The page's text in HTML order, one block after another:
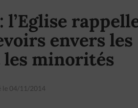
envers les
les minorités
le 04/11/2014